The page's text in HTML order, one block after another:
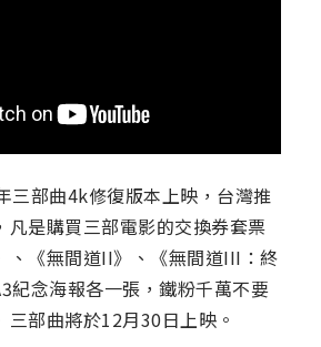
三部曲4k修復版本上映，台灣推
凡是購買三部電影的交換券套票
、《無間道II》、《無間道III：終
紀念海報各一張，鐵粉千萬不要
三部曲將於12月30日上映。